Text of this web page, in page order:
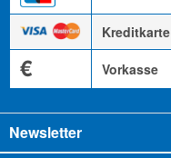
Kreditkarte
€ Vorkasse
Newsletter